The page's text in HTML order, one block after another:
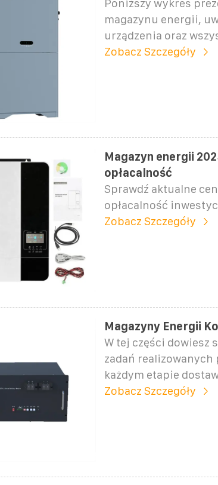
Poniższy wykres
magazynu energii,
urządzenia oraz
Zobacz Szczegóły
Magazyn energii
opłacalność
Sprawdź aktualne
opłacalność
Zobacz Szczegóły
Magazyny Energii
W tej części dowiesz
zadań realizowanych
każdym etapie
Zobacz Szczegóły